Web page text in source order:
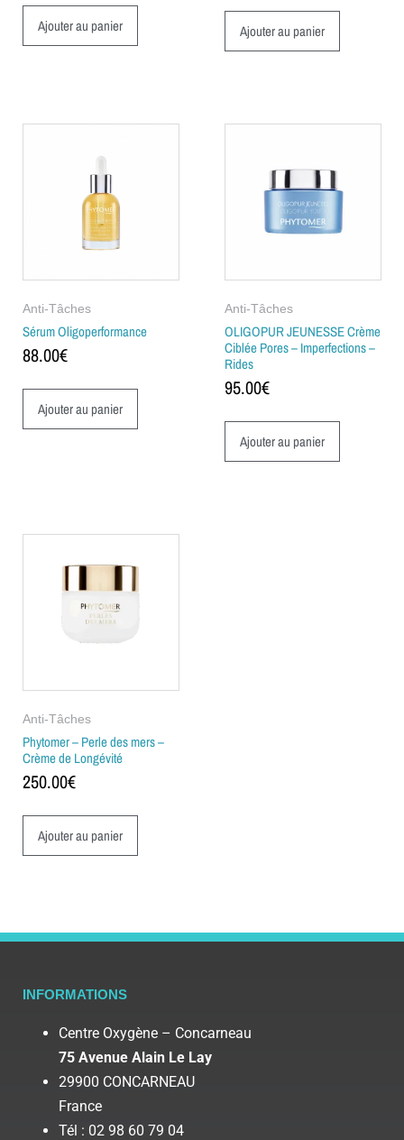
Ajouter au panier Ajouter au panier
Anti-Tâches
Sérum Oligoperformance
88.00€
Ajouter au panier
Anti-Tâches
OLIGOPUR JEUNESSE Crème
Ciblée Pores – Imperfections –
Rides
95.00€
Ajouter au panier
Anti-Tâches
Phytomer – Perle des mers –
Crème de Longévité
250.00€
Ajouter au panier
INFORMATIONS
Centre Oxygène – Concarneau
75 Avenue Alain Le Lay
29900 CONCARNEAU
France
Tél : 02 98 60 79 04